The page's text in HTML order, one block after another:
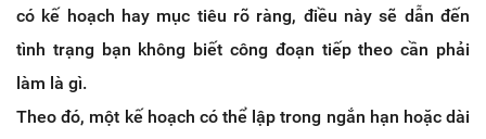
có kế hoạch hay mục tiêu rõ ràng, điều này sẽ dẫn đến
tình trạng bạn không biết công đoạn tiếp theo cần phải
làm là gì.
Theo đó, một kế hoạch có thể lập trong ngắn hạn hoặc dài